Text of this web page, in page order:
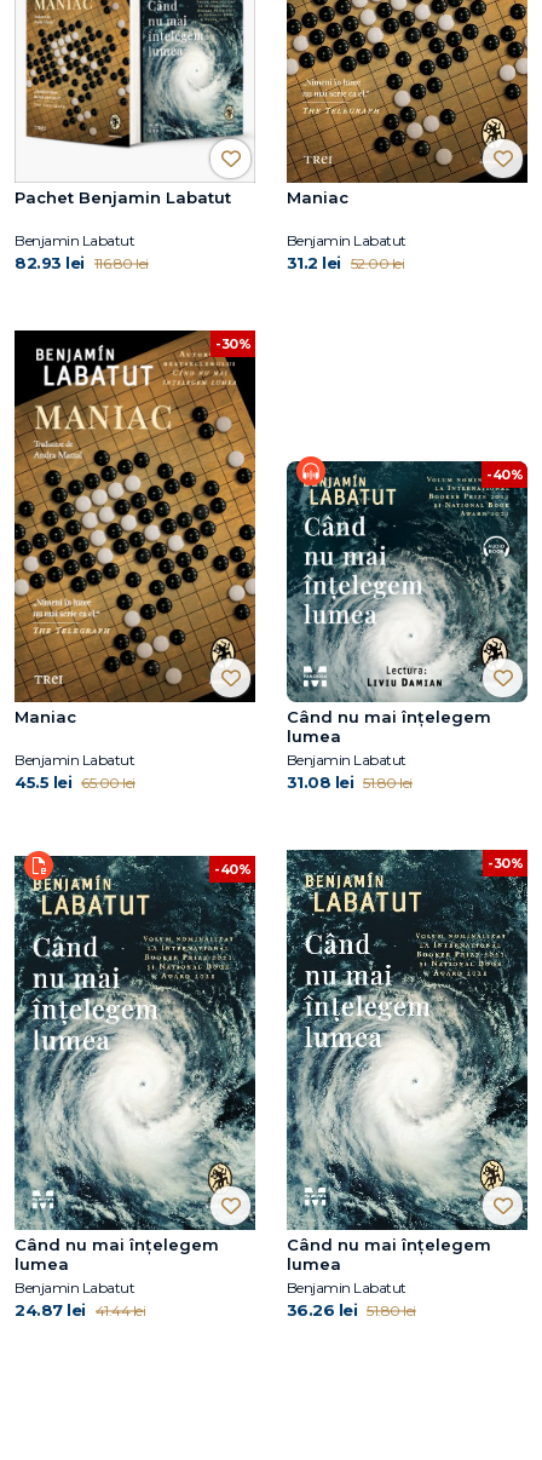
Pachet Benjamin Labatut
Benjamin Labatut
82.93 lei 116.80 lei
Maniac
Benjamin Labatut
31.2 lei 52.00 lei
-30%
Maniac
Benjamin Labatut
45.5 lei 65.00 lei
-40%
Când nu mai înțelegem
lumea
Benjamin Labatut
31.08 lei 51.80 lei
-40%
Când nu mai înțelegem
lumea
Benjamin Labatut
24.87 lei 41.44 lei
-30%
Când nu mai înțelegem
lumea
Benjamin Labatut
36.26 lei 51.80 lei